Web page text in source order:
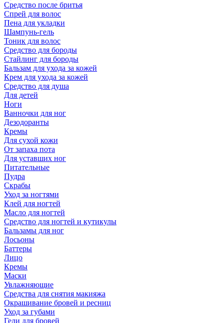
Средство после бритья
Спрей для волос
Пена для укладки
Шампунь-гель
Тоник для волос
Средство для бороды
Стайлинг для бороды
Бальзам для ухода за кожей
Крем для ухода за кожей
Средство для душа
Для детей
Ноги
Ванночки для ног
Дезодоранты
Кремы
Для сухой кожи
От запаха пота
Для уставших ног
Питательные
Пудра
Скрабы
Уход за ногтями
Клей для ногтей
Масло для ногтей
Средство для ногтей и кутикулы
Бальзамы для ног
Лосьоны
Баттеры
Лицо
Кремы
Маски
Увлажняющие
Средства для снятия макияжа
Окрашивание бровей и ресниц
Уход за губами
Гели для бровей